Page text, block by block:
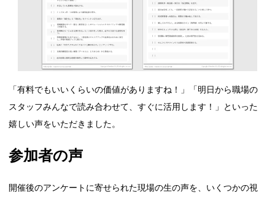
「有料でもいいくらいの価値がありますね！」「明日から職場の
スタッフみんなで読み合わせて、すぐに活用します！」といった
嬉しい声をいただきました。
参加者の声
開催後のアンケートに寄せられた現場の生の声を、いくつかの視